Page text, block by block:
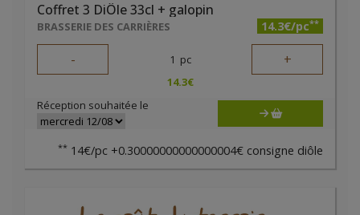
Coffret 3 DiÔle 33cl + galopin
BRASSERIE DES CARRIÈRES 14.3€/pc**
- 1 pc +
14.3€
Réception souhaitée le
** 14€/pc +0.30000000000000004€ consigne diôle